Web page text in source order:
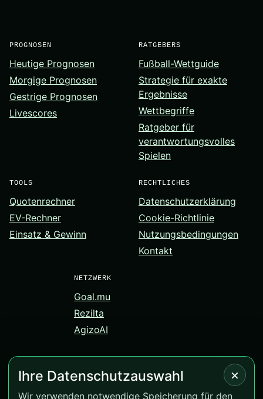
PROGNOSEN
Heutige Prognosen
Morgige Prognosen
Gestrige Prognosen
Livescores
RATGEBERS
Fußball-Wettguide
Strategie für exakte
Ergebnisse
Wettbegriffe
Ratgeber für
verantwortungsvolles
Spielen
TOOLS
Quotenrechner
EV-Rechner
Einsatz & Gewinn
RECHTLICHES
Datenschutzerklärung
Cookie-Richtlinie
Nutzungsbedingungen
Kontakt
NETZWERK
Goal.mu
Rezilta
AgizoAI
×
Ihre Datenschutzauswahl
Wir verwenden notwendige Speicherung für den